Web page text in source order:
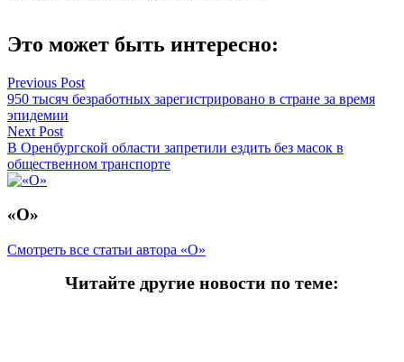
Это может быть интересно:
Навигация
по
записям
Previous Post
950 тысяч безработных зарегистрировано в стране за время
эпидемии
Next Post
В Оренбургской области запретили ездить без масок в
общественном транспорте
«О»
Смотреть все статьи автора «О»
Читайте другие новости по теме: